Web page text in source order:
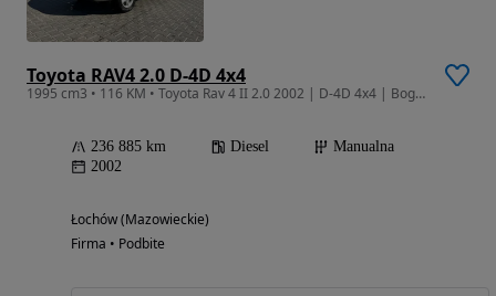
Toyota RAV4 2.0 D-4D 4x4
1995 cm3 • 116 KM • Toyota Rav 4 II 2.0 2002 | D-4D 4x4 | Bogate wyposażenie | USZKODZONA
236 885 km Diesel
Manualna
2002
Łochów (Mazowieckie)
Firma • Podbite